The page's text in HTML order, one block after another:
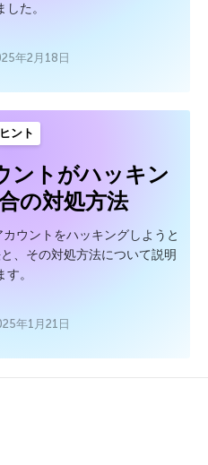
した。
年2月18日
ヒント
ントがハッキン
の対処方法
ウントをハッキングしようと
、その対処方法について説明
す。
年1月21日